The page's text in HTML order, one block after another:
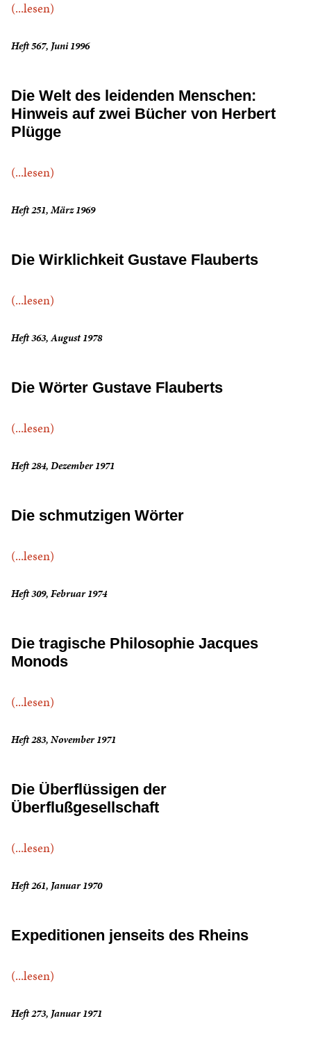
(...lesen)
Heft 567, Juni 1996
Die Welt des leidenden Menschen:
Hinweis auf zwei Bücher von Herbert
Plügge
(...lesen)
Heft 251, März 1969
Die Wirklichkeit Gustave Flauberts
(...lesen)
Heft 363, August 1978
Die Wörter Gustave Flauberts
(...lesen)
Heft 284, Dezember 1971
Die schmutzigen Wörter
(...lesen)
Heft 309, Februar 1974
Die tragische Philosophie Jacques
Monods
(...lesen)
Heft 283, November 1971
Die Überflüssigen der
Überflußgesellschaft
(...lesen)
Heft 261, Januar 1970
Expeditionen jenseits des Rheins
(...lesen)
Heft 273, Januar 1971